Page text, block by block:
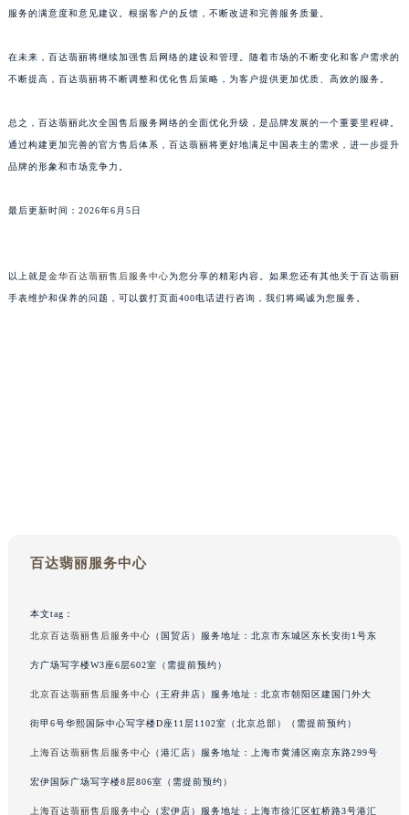
服务的满意度和意见建议。根据客户的反馈，不断改进和完善服务质量。
在未来，百达翡丽将继续加强售后网络的建设和管理。随着市场的不断变化和客户需求的
不断提高，百达翡丽将不断调整和优化售后策略，为客户提供更加优质、高效的服务。
总之，百达翡丽此次全国售后服务网络的全面优化升级，是品牌发展的一个重要里程碑。
通过构建更加完善的官方售后体系，百达翡丽将更好地满足中国表主的需求，进一步提升
品牌的形象和市场竞争力。
最后更新时间：2026年6月5日
以上就是金华百达翡丽售后服务中心为您分享的精彩内容。如果您还有其他关于百达翡丽
手表维护和保养的问题，可以拨打页面400电话进行咨询，我们将竭诚为您服务。
百达翡丽服务中心
本文tag：
北京百达翡丽售后服务中心 （国贸店）服务地址：北京市东城区东长安街1号东
方广场写字楼W3座6层602室（需提前预约）
北京百达翡丽售后服务中心 （王府井店）服务地址：北京市朝阳区建国门外大
街甲6号华熙国际中心写字楼D座11层1102室（北京总部）（需提前预约）
上海百达翡丽售后服务中心 （港汇店）服务地址：上海市黄浦区南京东路299号
宏伊国际广场写字楼8层806室（需提前预约）
上海百达翡丽售后服务中心 （宏伊店）服务地址：上海市徐汇区虹桥路3号港汇